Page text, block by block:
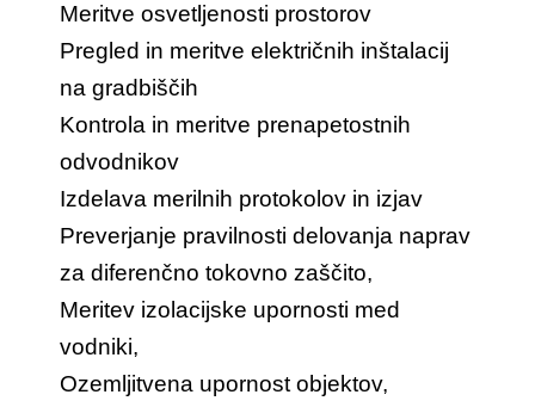
Meritve osvetljenosti prostorov
Pregled in meritve električnih inštalacij
na gradbiščih
Kontrola in meritve prenapetostnih
odvodnikov
Izdelava merilnih protokolov in izjav
Preverjanje pravilnosti delovanja naprav
za diferenčno tokovno zaščito,
Meritev izolacijske upornosti med
vodniki,
Ozemljitvena upornost objektov,